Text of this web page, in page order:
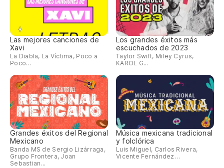
Las mejores canciones de
Xavi
La Diabla, La Víctima, Poco a
Poco…
Los grandes éxitos más
escuchados de 2023
Taylor Swift, Miley Cyrus,
KAROL G...
Grandes éxitos del Regional
Mexicano
Banda MS de Sergio Lizárraga,
Grupo Frontera, Joan
Sebastian...
Música mexicana tradicional
y folclórica
Luis Miguel, Carlos Rivera,
Vicente Fernández…